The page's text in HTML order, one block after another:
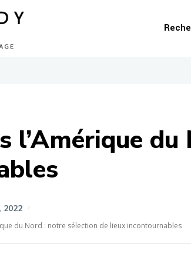
l’Amérique
2022
du Nord : notre sélection de lieux incontournables